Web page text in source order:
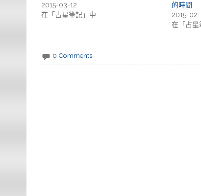
2015-03-12
在「占星筆記」中
的時間
2015-02-
在「占星
0 Comments